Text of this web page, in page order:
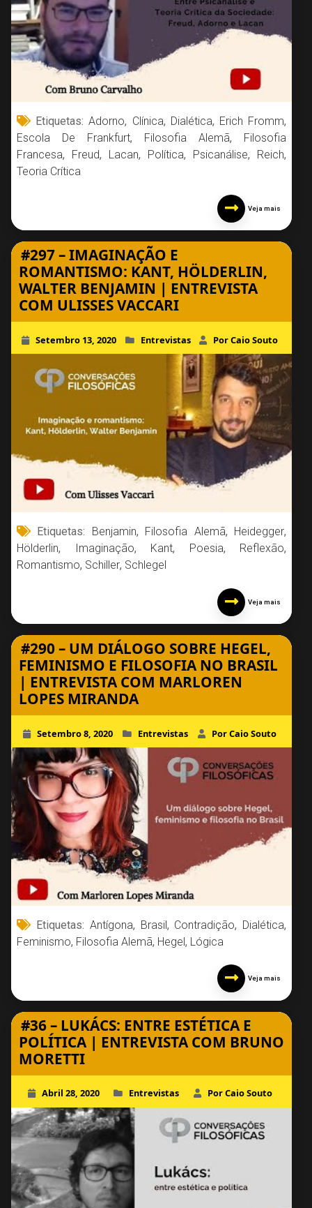
Etiquetas:Adorno, Clínica, Dialética, Erich Fromm,
Escola De Frankfurt, Filosofia Alemã, Filosofia
Francesa, Freud, Lacan, Política, Psicanálise, Reich,
Teoria Crítica
Veja mais
#297 – IMAGINAÇÃO E
ROMANTISMO: KANT, HÖLDERLIN,
WALTER BENJAMIN | ENTREVISTA
COM ULISSES VACCARI
Setembro 13, 2020 Entrevistas Por Caio Souto
Etiquetas: Benjamin, Filosofia Alemã, Heidegger,
Hölderlin, Imaginação, Kant, Poesia, Reflexão,
Romantismo, Schiller, Schlegel
Veja mais
#290 – UM DIÁLOGO SOBRE HEGEL,
FEMINISMO E FILOSOFIA NO BRASIL
| ENTREVISTA COM MARLOREN
LOPES MIRANDA
Setembro 8, 2020 Entrevistas Por Caio Souto
Etiquetas: Antígona, Brasil, Contradição, Dialética,
Feminismo, Filosofia Alemã, Hegel, Lógica
Veja mais
#36 – LUKÁCS: ENTRE ESTÉTICA E
POLÍTICA | ENTREVISTA COM BRUNO
MORETTI
Abril 28, 2020 Entrevistas Por Caio Souto